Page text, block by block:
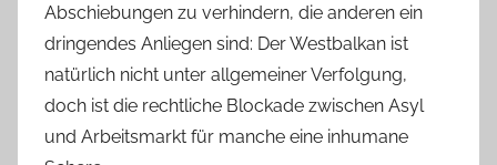
Abschiebungen zu verhindern, die anderen ein
dringendes Anliegen sind: Der Westbalkan ist
natürlich nicht unter allgemeiner Verfolgung,
doch ist die rechtliche Blockade zwischen Asyl
und Arbeitsmarkt für manche eine inhumane